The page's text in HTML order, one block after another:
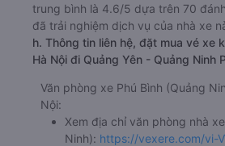
trung bình là 4.6/5 dựa trên 70
đã trải nghiệm dịch vụ của nhà xe
h. Thông tin liên hệ, đặt mua vé xe
Hà Nội đi Quảng Yên - Quảng Ninh
Văn phòng xe Phú Bình (Quảng
Nội:
Xem địa chỉ văn phòng nhà
Ninh): https://vexere.com/vi-